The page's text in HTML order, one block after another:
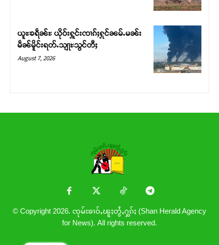
ယူႊၶရဵၼ်ႊ ယိုဝ်းႁူင်းၸၢၵ်ႈႁုင်ၼမ်ႉမၼ်း
မဵၼ်မိူင်းရတ်ႉသျႃႊသွင်တီႈ
August 7, 2026
© Copyright 2026. ၸုမ်းၶၢဝ်ႇၽူႈတွႆႇႁွၵ်ႈ (Shan Herald Agency
for News). All rights reserved.